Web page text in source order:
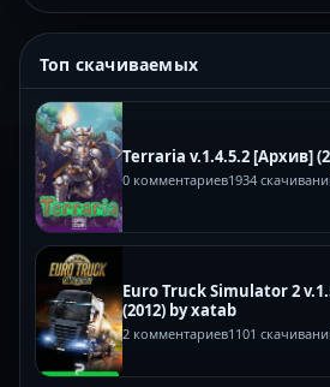
Топ скачиваемых
Terraria v.1.4.5.2 [Архив]
0 комментариев1934
Euro Truck Simulator 2
(2012) by xatab
2 комментариев1101